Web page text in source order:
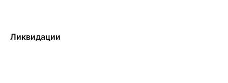
Ликвидации